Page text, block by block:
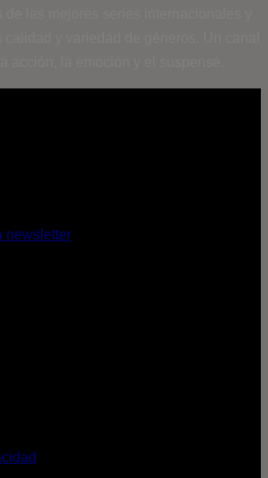
newsletter